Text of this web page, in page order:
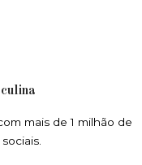
mais de 1 milhão de